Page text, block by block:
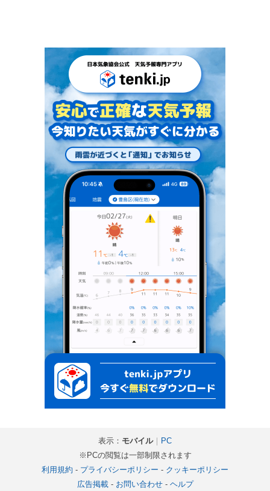
表示： モバイル｜ PC
※PCの閲覧は一部制限されます
利用規約 - プライバシーポリシー - クッキーポリシー
広告掲載- お問い合わせ- ヘルプ